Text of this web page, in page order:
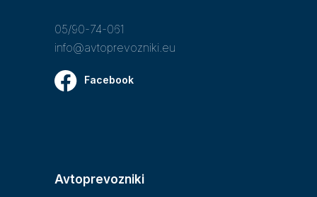
05/90-74-061
info@avtoprevozniki.eu
Facebook
Avtoprevozniki